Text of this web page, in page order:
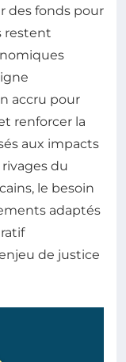
des fonds pour
restent
accru pour
renforcer la
aux impacts
du
le besoin
adaptés
de justice